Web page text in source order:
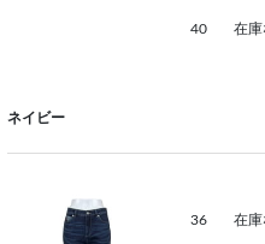
40 在
ネイビー
36 在